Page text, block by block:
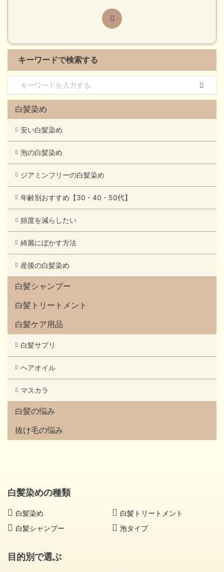
キーワードで検索する
白髪染め
安い白髪染め
泡の白髪染め
ジアミンフリーの白髪染め
年齢別おすすめ【30・40・50代】
頻度を減らしたい
綺麗にぼかす方法
産後の白髪染め
白髪シャンプー
白髪トリートメント
白髪ケア用品
白髪サプリ
ヘアオイル
マスカラ
白髪の悩み
抜け毛の悩み
白髪染めの種類
白髪染め
白髪シャンプー
白髪トリートメント
泡タイプ
目的別で選ぶ